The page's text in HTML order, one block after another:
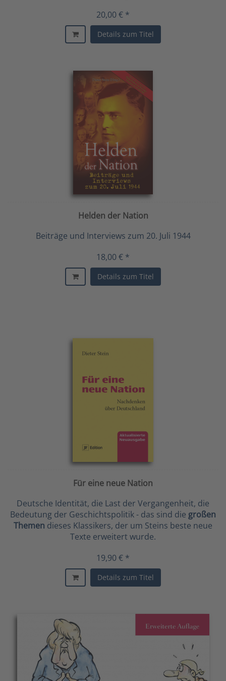
20,00 € *
Details zum Titel
Helden der Nation
Beiträge und Interviews zum 20. Juli 1944
18,00 € *
Details zum Titel
Für eine neue Nation
Deutsche Identität, die Last der Vergangenheit, die
Bedeutung der Geschichtspolitik - das sind die großen
Themen dieses Klassikers, der um Steins beste neue
Texte erweitert wurde.
19,90 € *
Details zum Titel